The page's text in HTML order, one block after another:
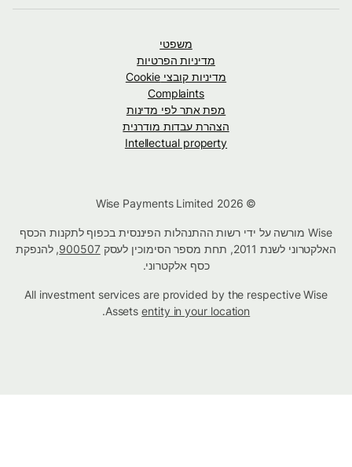
משפטי
מדיניות הפרטיות
מדיניות קובצי Cookie
Complaints
מפת אתר לפי מדינות
הצהרת עבדות מודרנית
Intellectual property
Wise מורשה על ידי רשות ההתנהלות הפיננסית בכפוף לתקנות הכסף
האלקטרוני לשנת 2011, תחת מספר הסימוכין לעסק
900507, להנפקת
כסף אלקטרוני.
All investment services are provided by the respective Wise
Assetsentity in your location
.